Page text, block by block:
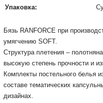
Упаковка:
Бязь RANFORCE при
умягчению SOFT.
Структура плетения –
высокую степень прочности и
Комплекты постельного белья
составе тематических
дизайнах.